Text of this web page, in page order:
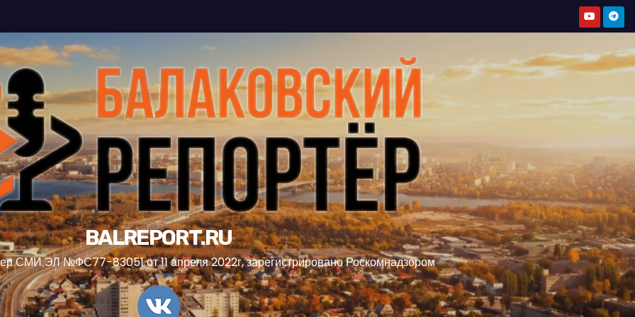
BALREPORT.RU
СМИ ЭЛ №ФС77-83051 от 11 апреля 2022г, зарегистрировано Роскомнадзором